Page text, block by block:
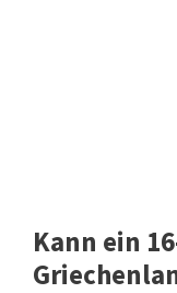
Kann ein